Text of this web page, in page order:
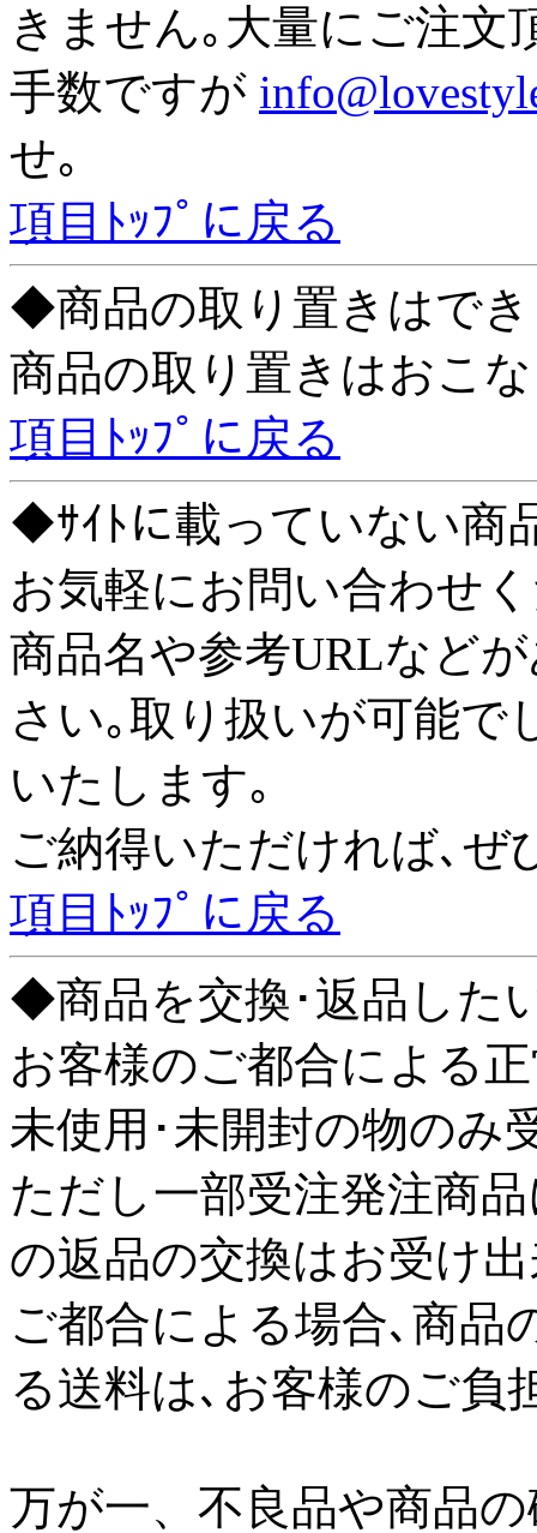
きません｡大量にご注文
手数ですが
せ｡
項目ﾄｯﾌﾟに戻る
◆商品の取り置きはでき
商品の取り置きはおこ
項目ﾄｯﾌﾟに戻る
◆ｻｲﾄに載っていない商
お気軽にお問い合わせ
商品名や参考URLなど
さい｡取り扱いが可能で
いたします｡
ご納得いただければ､ぜ
項目ﾄｯﾌﾟに戻る
◆商品を交換･返品した
お客様のご都合による
未使用･未開封の物のみ
ただし一部受注発注商
の返品の交換はお受け
ご都合による場合､商品
る送料は､お客様のご負
万が一、不良品や商品